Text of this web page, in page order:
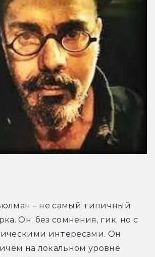
– не самый типичный
Он, без сомнения, гик, но с
интересами. Он
на локальном уровне